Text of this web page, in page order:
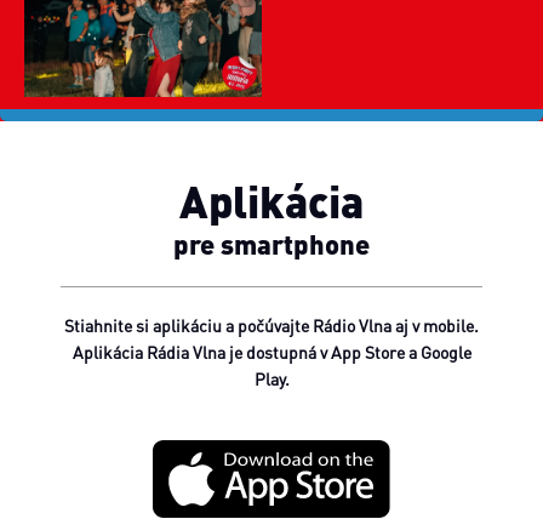
Aplikácia
pre smartphone
Stiahnite si aplikáciu a počúvajte Rádio Vlna aj v mobile.
Aplikácia Rádia Vlna je dostupná v App Store a Google
Play.